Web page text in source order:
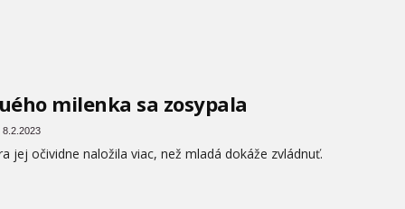
milenka sa zosypala
8.2.2023
jej očividne naložila viac, než mladá dokáže zvládnuť.